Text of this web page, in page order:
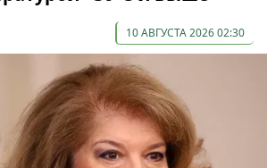
10 АВГУСТА 2026 02:30